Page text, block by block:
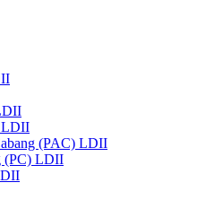
LDII
(PAC) LDII
(PC) LDII